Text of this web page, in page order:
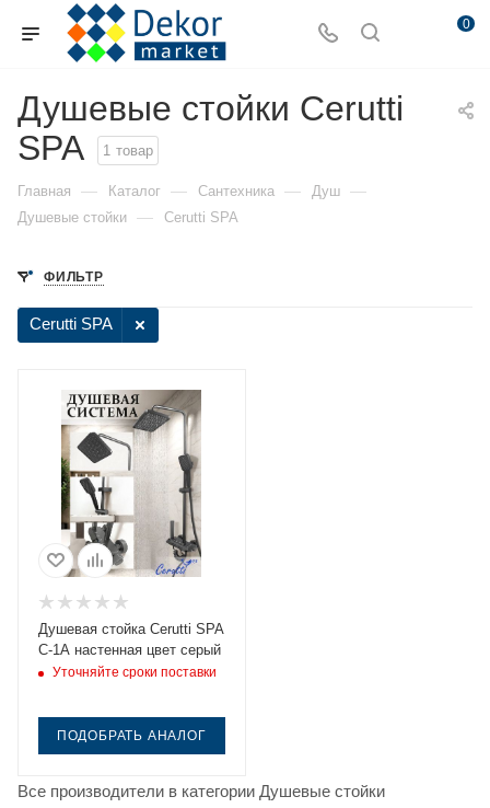
0
Душевые стойки Cerutti
SPA
1 товар
Главная — Каталог — Сантехника — Душ —
Душевые стойки — Cerutti SPA
ФИЛЬТР
Cerutti SPA
Душевая стойка Cerutti SPA
C-1A настенная цвет серый
Уточняйте сроки поставки
ПОДОБРАТЬ АНАЛОГ
Все производители в категории Душевые стойки